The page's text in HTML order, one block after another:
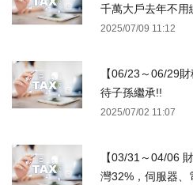
千萬大戶去年不用
2025/07/09 11:12
【06/23～06/29
待子孫繼承!!
2025/07/02 11:07
【03/31～04/06
灣32%，伺服器、